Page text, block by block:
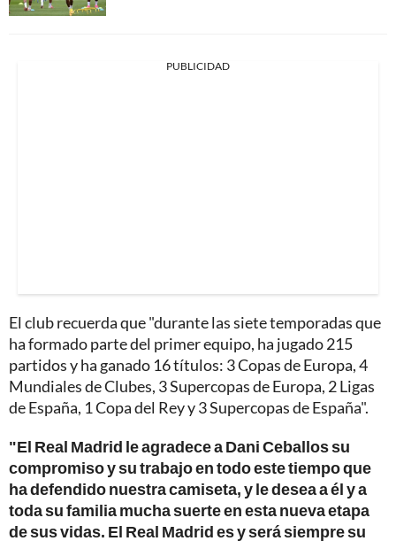
PUBLICIDAD
El club recuerda que "durante las siete temporadas que
ha formado parte del primer equipo, ha jugado 215
partidos y ha ganado 16 títulos: 3 Copas de Europa, 4
Mundiales de Clubes, 3 Supercopas de Europa, 2 Ligas
de España, 1 Copa del Rey y 3 Supercopas de España".
"El Real Madrid le agradece a Dani Ceballos su
compromiso y su trabajo en todo este tiempo que
ha defendido nuestra camiseta, y le desea a él y a
toda su familia mucha suerte en esta nueva etapa
de sus vidas. El Real Madrid es y será siempre su